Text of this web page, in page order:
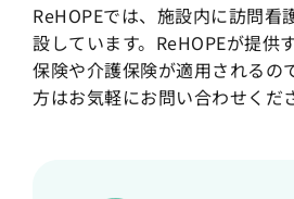
ReHOPEでは、施設内に訪問看
設しています。ReHOPEが提供
保険や介護保険が適用されるの
方はお気軽にお問い合わせくだ